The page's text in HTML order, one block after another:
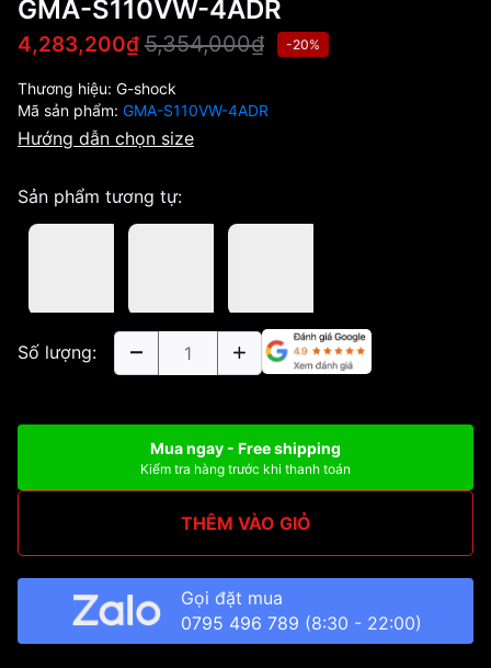
GMA-S110VW-4ADR
4,283,200₫ 5,354,000₫ -20%
Thương hiệu: G-shock
Mã sản phẩm: GMA-S110VW-4ADR
Hướng dẫn chọn size
Sản phẩm tương tự:
Số lượng:
Mua ngay - Free shipping
Kiểm tra hàng trước khi thanh toán
THÊM VÀO GIỎ
Gọi đặt mua
0795 496 789 (8:30 - 22:00)